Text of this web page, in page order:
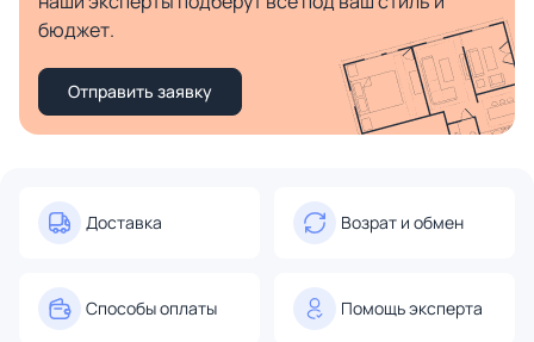
бюджет.
Отправить заявку
Доставка Возрат и обмен
Способы оплаты Помощь эксперта